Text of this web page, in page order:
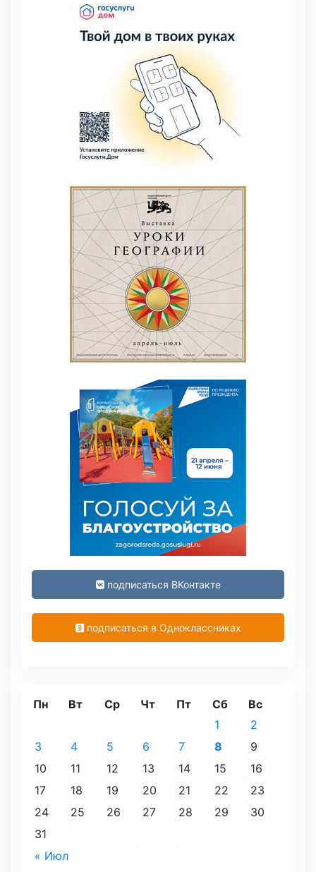
подписаться ВКонтакте
подписаться в Одноклассниках
Пн Вт Ср Чт Пт Сб Вс
« Июл
1
2
3
4 5 6 7 8
9
10
11 12 13 14 15
16
17
18 19 20 21 22
23
24
25 26 27 28 29
30
31